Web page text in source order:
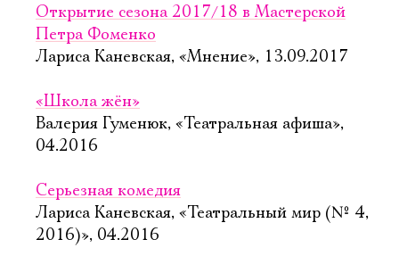
Открытие сезона 2017/18 в Мастерской
Петра Фоменко
Лариса Каневская, «Мнение», 13.09.2017
«Школа жён»
Валерия Гуменюк, «Театральная афиша»,
04.2016
Серьезная комедия
Лариса Каневская, «Театральный мир (№ 4,
2016)», 04.2016